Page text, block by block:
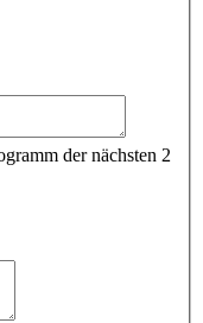
der nächsten 2